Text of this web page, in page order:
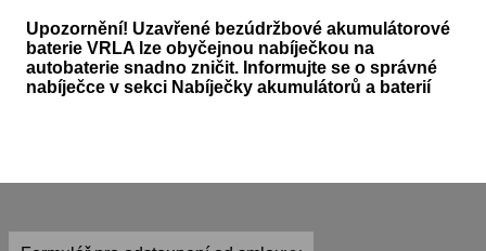
Upozornění! Uzavřené bezúdržbové akumulátorové
baterie VRLA lze obyčejnou nabíječkou na
autobaterie snadno zničit. Informujte se o správné
nabíječce v sekci Nabíječky akumulátorů a baterií